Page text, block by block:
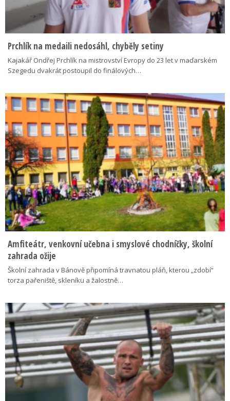
Prchlík na medaili nedosáhl, chyběly setiny
Kajakář Ondřej Prchlík na mistrovství Evropy do 23 let v maďarském
Szegedu dvakrát postoupil do finálových…
Amfiteátr, venkovní učebna i smyslové chodníčky, školní
zahrada ožije
Školní zahrada v Bánově připomíná travnatou pláň, kterou „zdobí“
torza pařeniště, skleníku a žalostně…